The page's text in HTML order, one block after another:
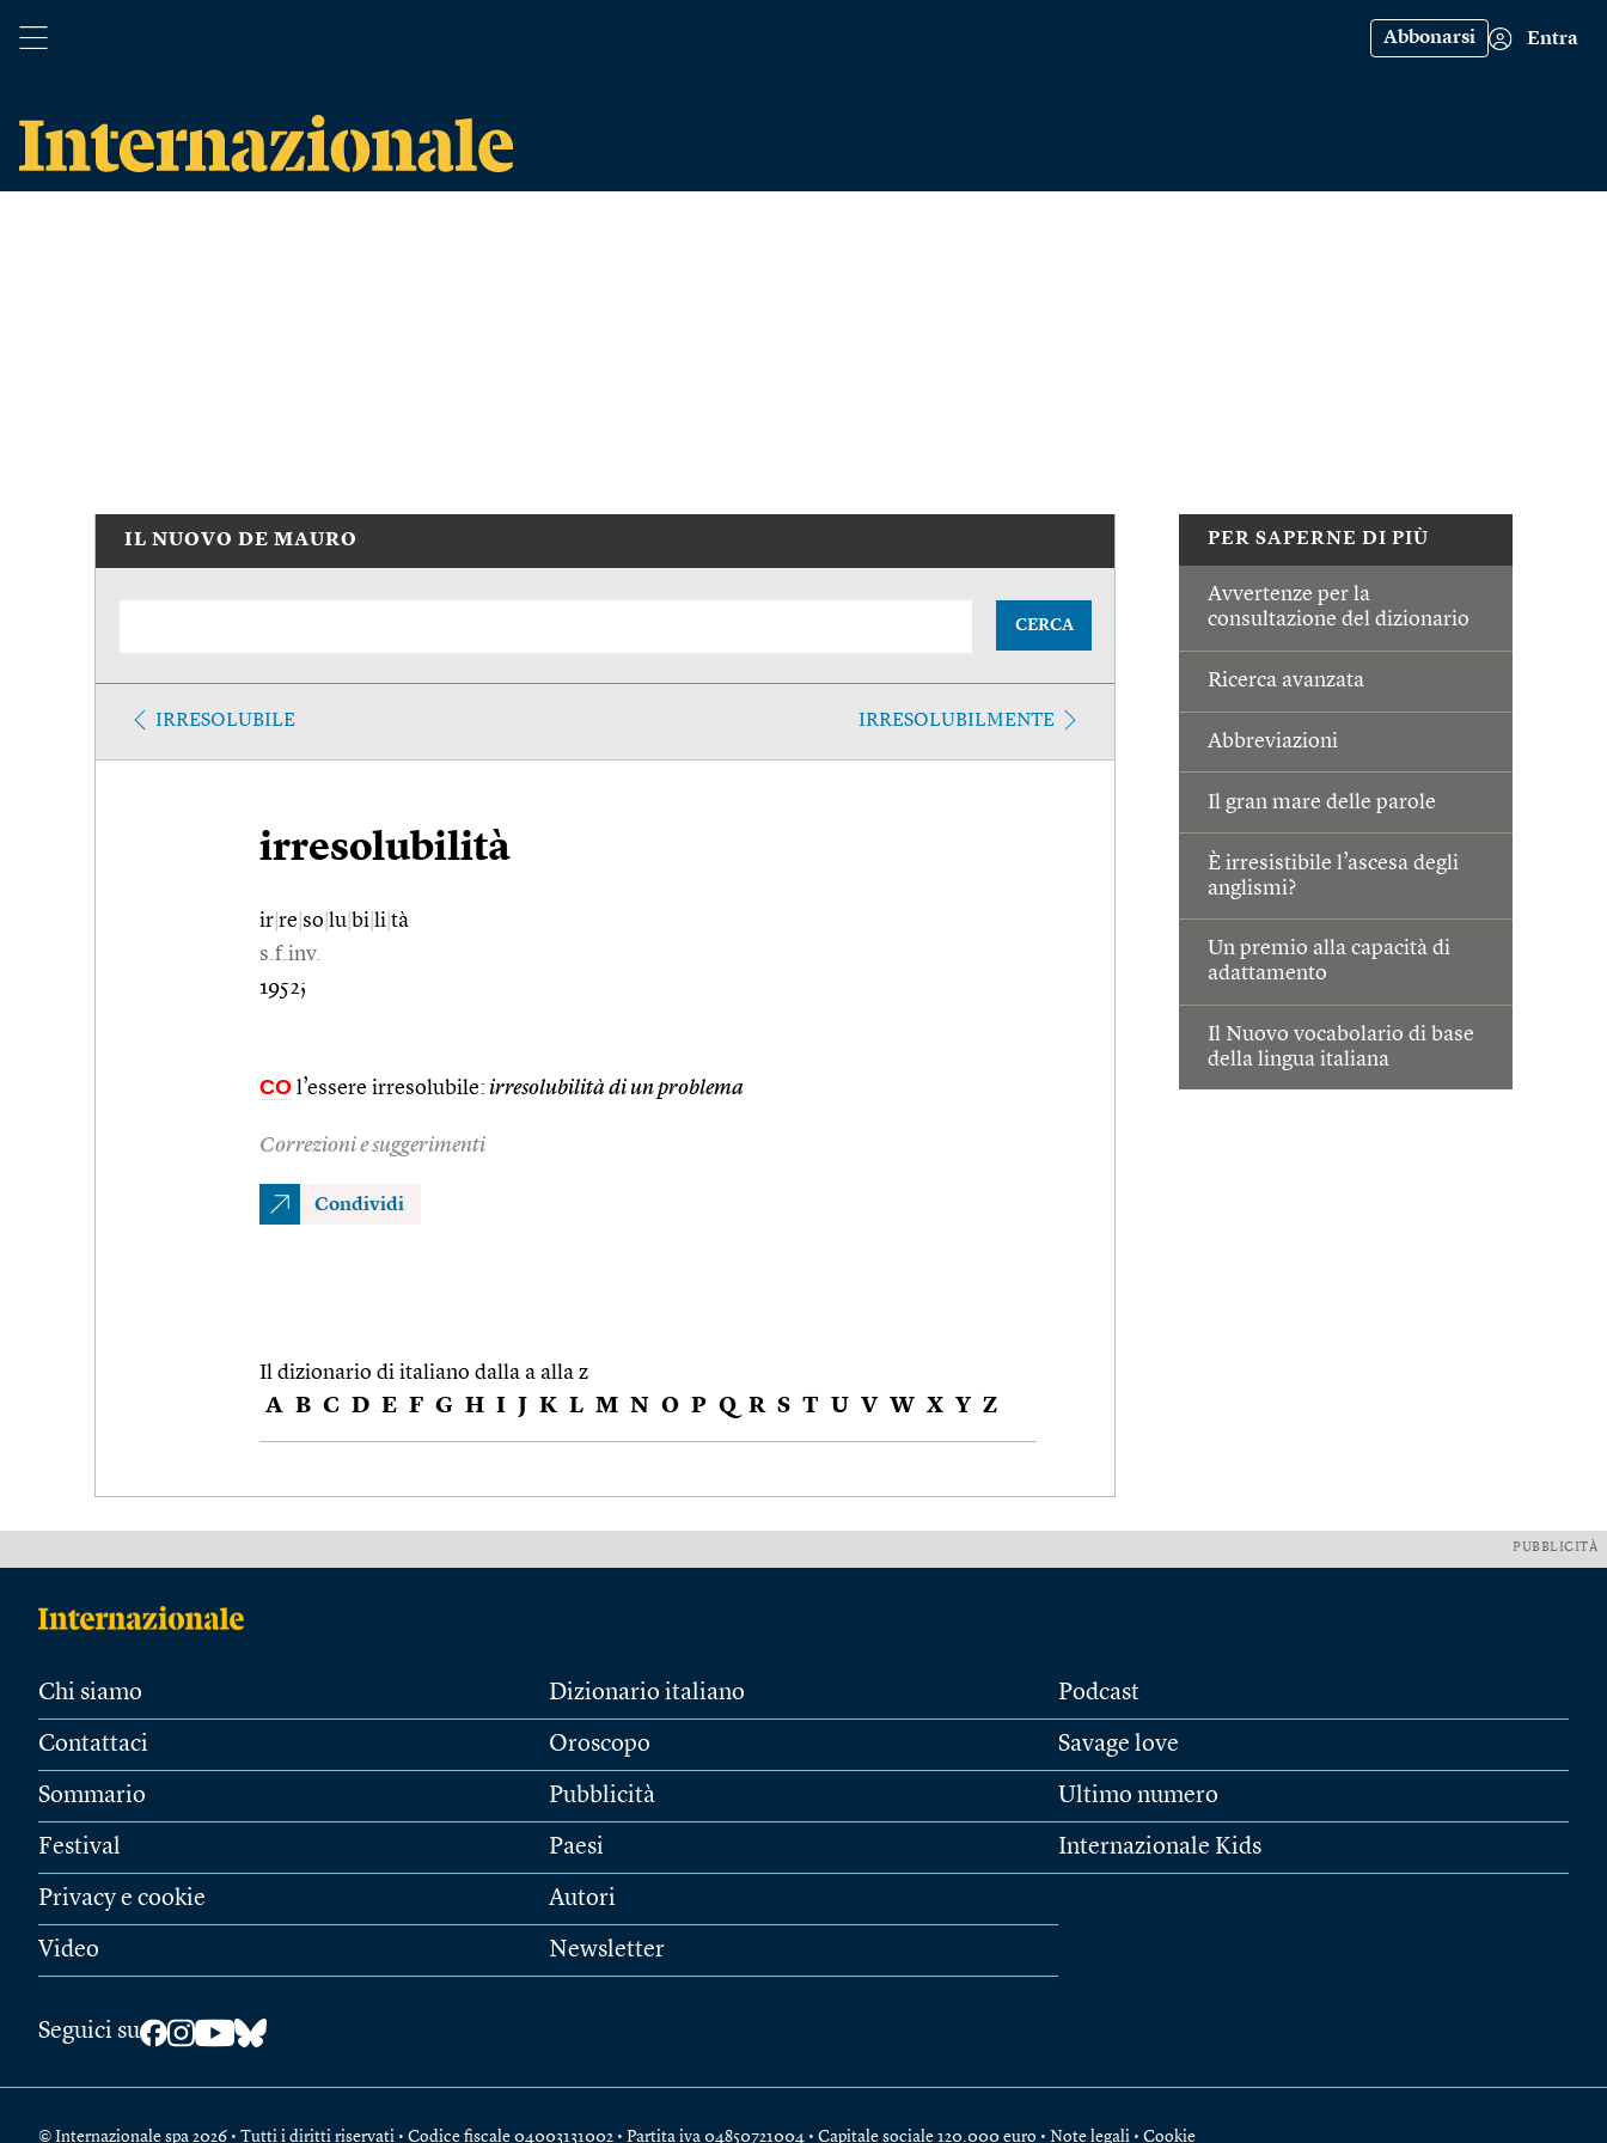
Abbonarsi Entra
PER SAPERNE DI PIÙ
Avvertenze per la
consultazione del dizionario
Ricerca avanzata
Abbreviazioni
Il gran mare delle parole
È irresistibile l’ascesa degli
anglismi?
Un premio alla capacità di
adattamento
Il Nuovo vocabolario di base
della lingua italiana
IL NUOVO DE MAURO
CERCA
IRRESOLUBILE IRRESOLUBILMENTE
irresolubilità
ir re so lu bi li tà
s.f.inv.
1952;
CO l’essere irresolubile: irresolubilità di un problema
Correzioni e suggerimenti
Condividi
Il dizionario di italiano dalla a alla z
A B C D E F G H I J K L M N O P Q R S T U V W X Y Z
PUBBLICITÀ
Chi siamo
Contattaci
Sommario
Festival
Privacy e cookie
Video
Dizionario italiano
Oroscopo
Pubblicità
Paesi
Autori
Newsletter
Podcast
Savage love
Ultimo numero
Internazionale Kids
Seguici su
© Internazionale spa 2026 • Tutti i diritti riservati • Codice fiscale 04003131002 • Partita iva 04850721004 • Capitale sociale 120.000 euro • Note legali • Cookie